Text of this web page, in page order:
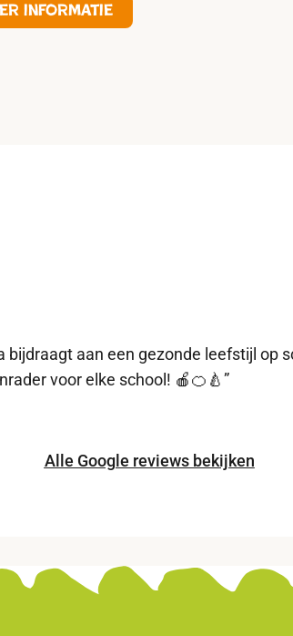
informatie
aan een gezonde leefstijl op
voor elke school! 🍎🍊🍐”
Alle Google reviews bekijken